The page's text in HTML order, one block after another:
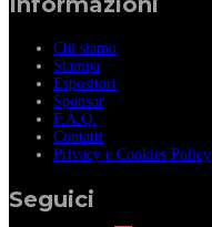
Chi siamo
Stampa
Espositori
Sponsor
F.A.Q.
Contatti
Privacy e Cookies Policy
Seguici